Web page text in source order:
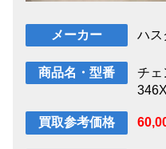
メーカー ハス
商品名・型番
チェ
買取参考価格